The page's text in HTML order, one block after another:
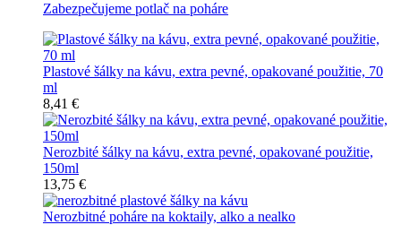
Zabezpečujeme potlač na poháre
Plastové šálky na kávu, extra pevné, opakované použitie, 70
ml
8,41 €
Nerozbité šálky na kávu, extra pevné, opakované použitie,
150ml
13,75 €
Nerozbitné poháre na koktaily, alko a nealko